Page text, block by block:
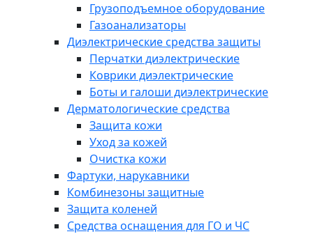
Грузоподъемное оборудование
Газоанализаторы
Диэлектрические средства защиты
Перчатки диэлектрические
Коврики диэлектрические
Боты и галоши диэлектрические
Дерматологические средства
Защита кожи
Уход за кожей
Очистка кожи
Фартуки, нарукавники
Комбинезоны защитные
Защита коленей
Средства оснащения для ГО и ЧС